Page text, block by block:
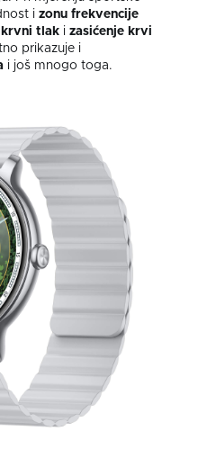
i zonu frekvencije
krvni tlak i zasićenje krvi
prikazuje i
i još mnogo toga.